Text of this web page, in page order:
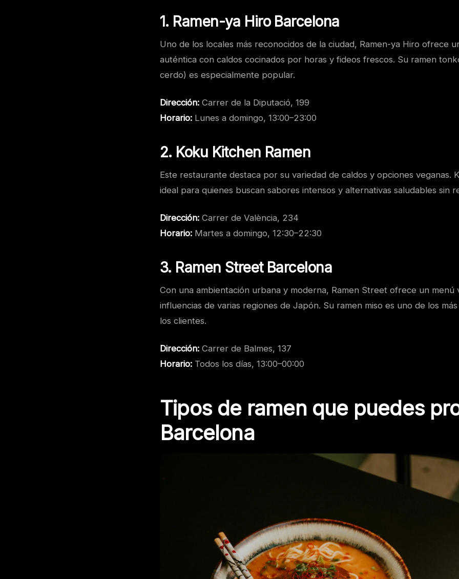
1. Ramen-ya Hiro Barcelona
Uno de los locales más reconocidos de la ciudad, Ramen-ya Hiro ofrece
auténtica con caldos cocinados por horas y fideos frescos. Su ramen
cerdo) es especialmente popular.
Dirección: Carrer de la Diputació, 199
Horario: Lunes a domingo, 13:00–23:00
2. Koku Kitchen Ramen
Este restaurante destaca por su variedad de caldos y opciones veganas.
ideal para quienes buscan sabores intensos y alternativas saludables sin
Dirección: Carrer de València, 234
Horario: Martes a domingo, 12:30–22:30
3. Ramen Street Barcelona
Con una ambientación urbana y moderna, Ramen Street ofrece un menú
influencias de varias regiones de Japón. Su ramen miso es uno de los
los clientes.
Dirección: Carrer de Balmes, 137
Horario: Todos los días, 13:00–00:00
Tipos de ramen que puedes
Barcelona